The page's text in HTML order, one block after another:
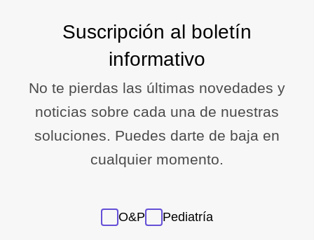
Suscripción al boletín
informativo
No te pierdas las últimas novedades y
noticias sobre cada una de nuestras
soluciones. Puedes darte de baja en
cualquier momento.
O&P Pediatría